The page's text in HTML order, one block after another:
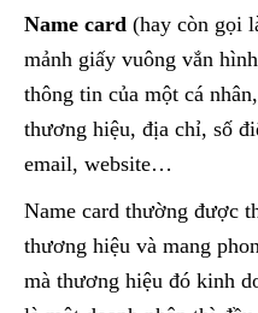
Name card (hay còn gọi
mảnh giấy vuông vắn
thông tin của một cá
thương hiệu, địa chỉ, số
email, website…
Name card thường được
thương hiệu và mang
mà thương hiệu đó kinh